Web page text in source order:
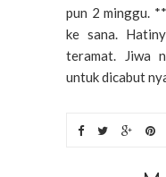
pun 2 minggu.
ke sana.
teramat. Jiwa
untuk dicabut